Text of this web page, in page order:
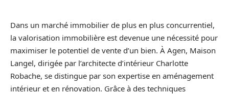
Dans un marché immobilier de plus en plus concurrentiel,
la valorisation immobilière est devenue une nécessité pour
maximiser le potentiel de vente d’un bien. À Agen, Maison
Langel, dirigée par l’architecte d’intérieur Charlotte
Robache, se distingue par son expertise en aménagement
intérieur et en rénovation. Grâce à des techniques